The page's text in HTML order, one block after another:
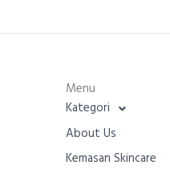
Menu
Kategori
About Us
Kemasan Skincare